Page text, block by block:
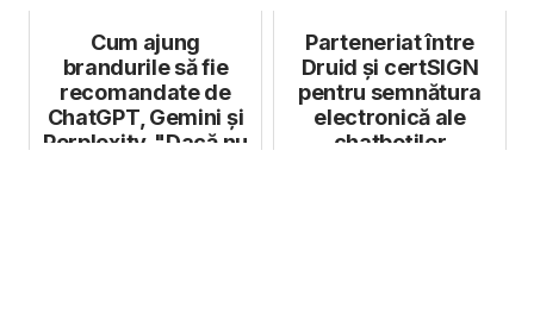
pa...
Cum ajung
brandurile să fie
recomandate de
ChatGPT, Gemini și
Perplexity. "Dacă nu
Parteneriat între
Druid și certSIGN
pentru semnătura
electronică ale
chatboților